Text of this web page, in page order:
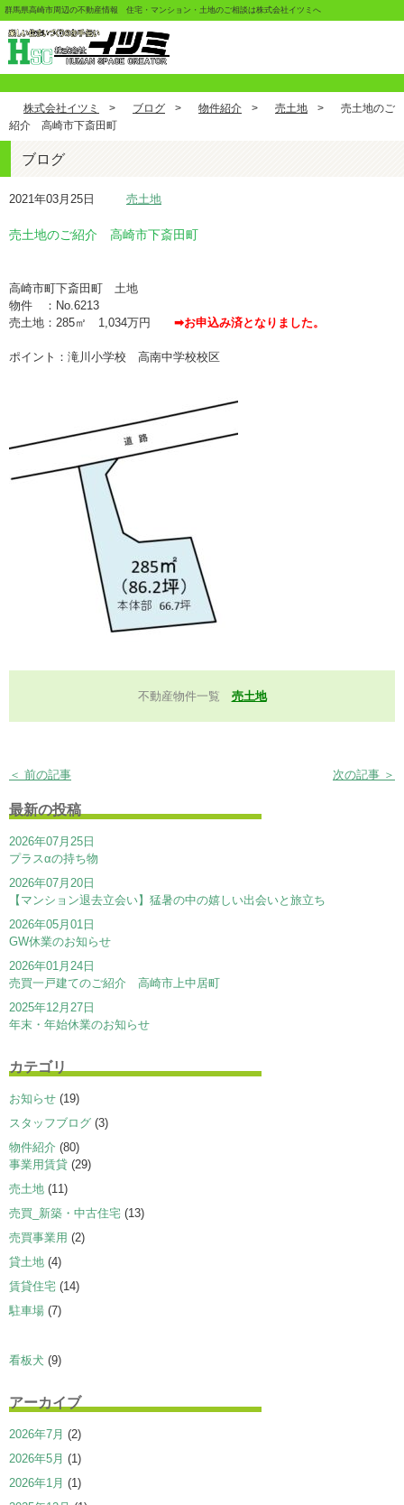
群馬県高崎市周辺の不動産情報 住宅・マンション・土地のご相談は株式会社イツミへ
株式会社イツミ > ブログ > 物件紹介 > 売土地 >
売土地のご
紹介 高崎市下斎田町
ブログ
売土地のご紹介 高崎市下斎田町
2021年03月25日 売土地
高崎市町下斎田町 土地
物件 ：No.6213
売土地：285㎡ 1,034万円 ➡お申込み済となりました。
ポイント：滝川小学校 高南中学校校区
不動産物件一覧 売土地
＜ 前の記事 次の記事 ＞
最新の投稿
2026年07月25日
プラスαの持ち物
2026年07月20日
【マンション退去立会い】猛暑の中の嬉しい出会いと旅立ち
2026年05月01日
GW休業のお知らせ
2026年01月24日
売買一戸建てのご紹介 高崎市上中居町
2025年12月27日
年末・年始休業のお知らせ
カテゴリ
お知らせ (19)
スタッフブログ (3)
物件紹介 (80)
事業用賃貸 (29)
売土地 (11)
売買_新築・中古住宅 (13)
売買事業用 (2)
貸土地 (4)
賃貸住宅 (14)
駐車場 (7)
看板犬 (9)
アーカイブ
2026年7月 (2)
2026年5月 (1)
2026年1月 (1)